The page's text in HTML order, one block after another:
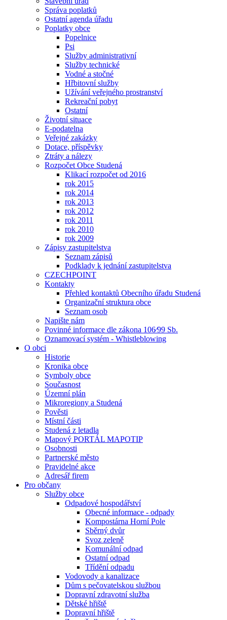
Správa poplatků
Ostatní agenda úřadu
Poplatky obce
Popelnice
Psi
Služby administrativní
Služby technické
Vodné a stočné
Hřbitovní služby
Užívání veřejného prostranství
Rekreační pobyt
Ostatní
Životní situace
E-podatelna
Veřejné zakázky
Dotace, příspěvky
Ztráty a nálezy
Rozpočet Obce Studená
Klikací rozpočet od 2016
rok 2015
rok 2014
rok 2013
rok 2012
rok 2011
rok 2010
rok 2009
Zápisy zastupitelstva
Seznam zápisů
Podklady k jednání zastupitelstva
CZECHPOINT
Kontakty
Přehled kontaktů Obecního úřadu Studená
Organizační struktura obce
Seznam osob
Napište nám
Povinné informace dle zákona 106⁄99 Sb.
Oznamovací systém - Whistleblowing
O obci
Historie
Kronika obce
Symboly obce
Současnost
Územní plán
Mikroregiony a Studená
Pověsti
Místní části
Studená z letadla
Mapový PORTÁL MAPOTIP
Osobnosti
Partnerské město
Pravidelné akce
Adresář firem
Pro občany
Služby obce
Odpadové hospodářství
Obecné informace - odpady
Kompostárna Horní Pole
Sběrný dvůr
Svoz zeleně
Komunální odpad
Ostatní odpad
Třídění odpadu
Vodovody a kanalizace
Dům s pečovatelskou službou
Dopravní zdravotní služba
Dětské hřiště
Dopravní hřiště